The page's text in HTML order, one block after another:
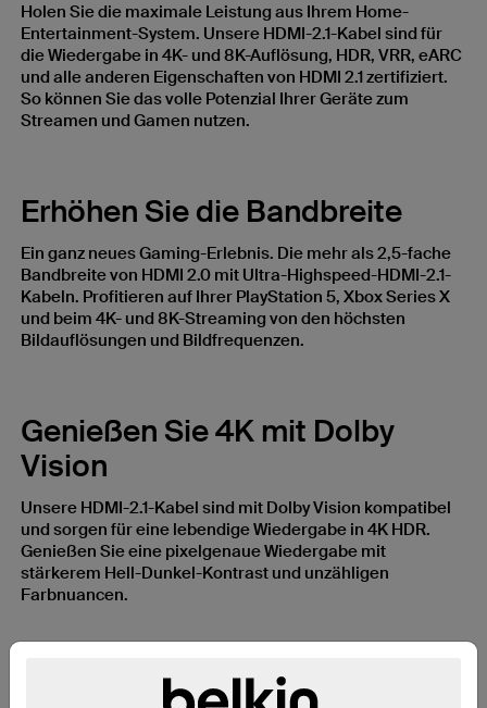
Holen Sie die maximale Leistung aus Ihrem Home-
Entertainment-System. Unsere HDMI-2.1-Kabel sind für
die Wiedergabe in 4K- und 8K-Auflösung, HDR, VRR, eARC
und alle anderen Eigenschaften von HDMI 2.1 zertifiziert.
So können Sie das volle Potenzial Ihrer Geräte zum
Streamen und Gamen nutzen.
Erhöhen Sie die Bandbreite
Ein ganz neues Gaming-Erlebnis. Die mehr als 2,5-fache
Bandbreite von HDMI 2.0 mit Ultra-Highspeed-HDMI-2.1-
Kabeln. Profitieren auf Ihrer PlayStation 5, Xbox Series X
und beim 4K- und 8K-Streaming von den höchsten
Bildauflösungen und Bildfrequenzen.
Genießen Sie 4K mit Dolby
Vision
Unsere HDMI-2.1-Kabel sind mit Dolby Vision kompatibel
und sorgen für eine lebendige Wiedergabe in 4K HDR.
Genießen Sie eine pixelgenaue Wiedergabe mit
stärkerem Hell-Dunkel-Kontrast und unzähligen
Farbnuancen.
Erstklassiger Sound